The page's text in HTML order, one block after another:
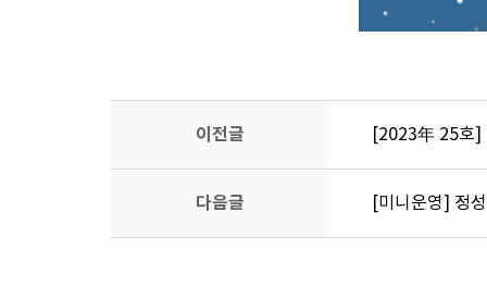
이전글 [2023年 25호]
다음글 [미니운영] 정